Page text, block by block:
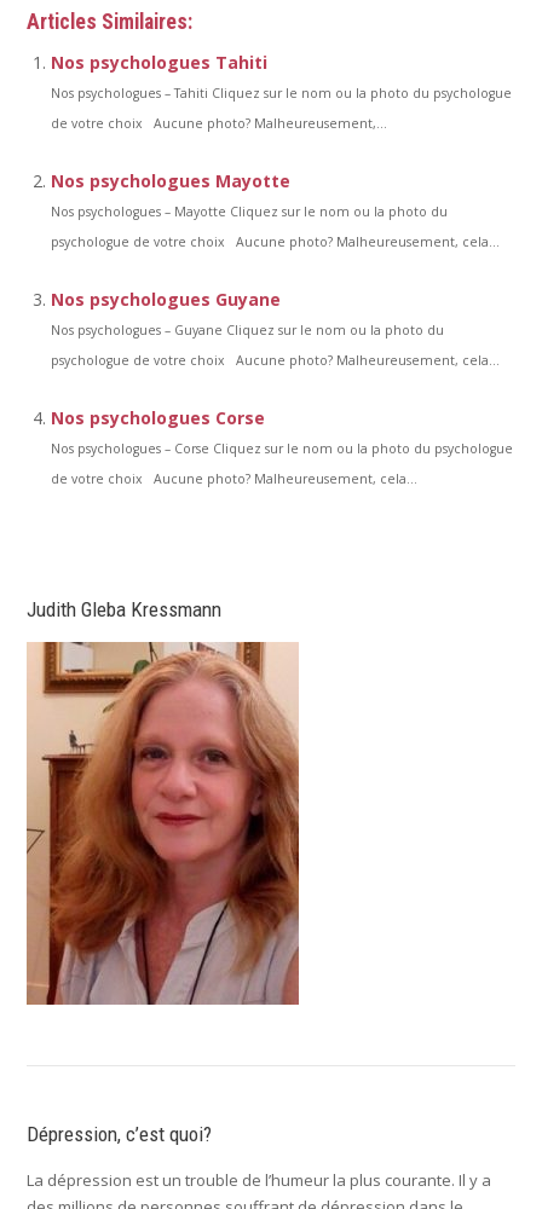
Articles Similaires:
Nos psychologues Tahiti
Nos psychologues – Tahiti Cliquez sur le nom ou la photo du psychologue
de votre choix Aucune photo? Malheureusement,...
Nos psychologues Mayotte
Nos psychologues – Mayotte Cliquez sur le nom ou la photo du
psychologue de votre choix Aucune photo? Malheureusement, cela...
Nos psychologues Guyane
Nos psychologues – Guyane Cliquez sur le nom ou la photo du
psychologue de votre choix Aucune photo? Malheureusement, cela...
Nos psychologues Corse
Nos psychologues – Corse Cliquez sur le nom ou la photo du psychologue
de votre choix Aucune photo? Malheureusement, cela...
Judith Gleba Kressmann
Dépression, c’est quoi?
La dépression est un trouble de l’humeur la plus courante. Il y a